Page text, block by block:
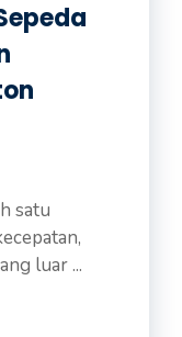
satu
luar ...